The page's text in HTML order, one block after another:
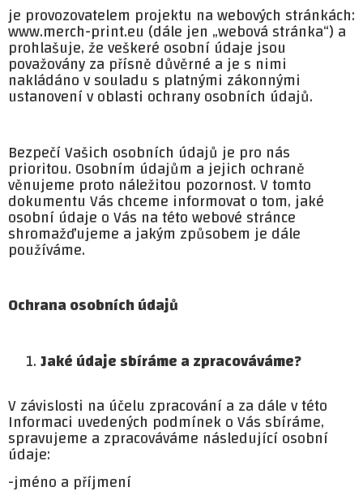
je provozovatelem projektu na webových stránkách:
www.merch-print.eu (dále jen „webová stránka“) a
prohlašuje, že veškeré osobní údaje jsou
považovány za přísně důvěrné a je s nimi
nakládáno v souladu s platnými zákonnými
ustanovení v oblasti ochrany osobních údajů.
Bezpečí Vašich osobních údajů je pro nás
prioritou. Osobním údajům a jejich ochraně
věnujeme proto náležitou pozornost. V tomto
dokumentu Vás chceme informovat o tom, jaké
osobní údaje o Vás na této webové stránce
shromažďujeme a jakým způsobem je dále
používáme.
Ochrana osobních údajů
Jaké údaje sbíráme a zpracováváme?
V závislosti na účelu zpracování a za dále v této
Informaci uvedených podmínek o Vás sbíráme,
spravujeme a zpracováváme následující osobní
údaje:
-jméno a příjmení